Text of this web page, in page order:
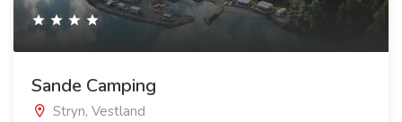
Sande Camping
Stryn, Vestland